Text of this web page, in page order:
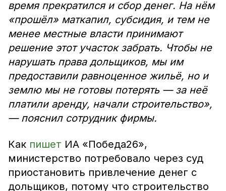
время прекратился и сбор денег. На нём
«прошёл» маткапил, субсидия, и тем не
менее местные власти принимают
решение этот участок забрать. Чтобы не
нарушать права дольщиков, мы им
предоставили равноценное жильё, но и
землю мы не готовы потерять — за неё
платили аренду, начали строительство»,
— пояснил сотрудник фирмы.
Как пишет ИА «Победа26»,
министерство потребовало через суд
приостановить привлечение денег с
дольщиков, потому что строительство